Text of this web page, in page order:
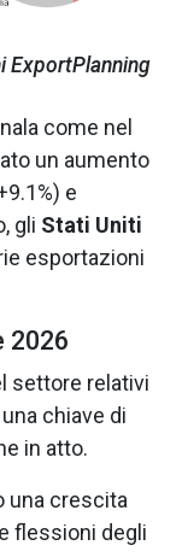
ExportPlanning
come nel
un aumento
e
gli Stati Uniti
esportazioni
2026
settore relativi
chiave di
in atto.
una crescita
flessioni degli